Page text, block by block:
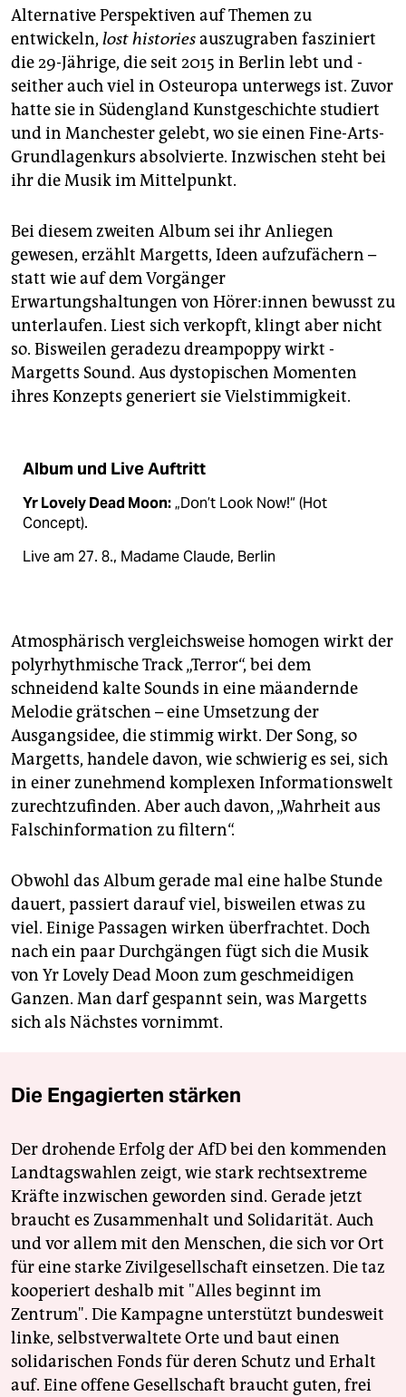
Alternative ­Perspektiven auf Themen zu
entwickeln, lost ­historiesauszugraben ­fasziniert
die 29-Jährige, die seit 2015 in Berlin lebt und ­
seither auch viel in Osteuropa unterwegs ist. Zuvor
hatte sie in Süd­eng­land Kunst­geschichte studiert
und in Manchester gelebt, wo sie einen Fine-Arts-
Grundlagenkurs absolvierte. Inzwischen steht bei
ihr die Musik im Mittelpunkt.
Bei diesem zweiten Album sei ihr Anliegen
gewesen, erzählt Margetts, Ideen aufzufächern –
statt wie auf dem Vorgänger
Erwartungshaltungen von Hö­re­r:in­nen bewusst zu
unterlaufen. Liest sich verkopft, klingt aber nicht
so. Bisweilen geradezu dreampoppy wirkt ­
Margetts Sound. Aus dystopischen Momenten
ihres Konzepts generiert sie Vielstimmigkeit.
Album und Live Auftritt
Yr Lovely Dead Moon:„Don’t Look Now!“ (Hot
Concept).
Live am 27. 8., Madame Claude, Berlin
Atmosphärisch vergleichsweise homogen wirkt der
polyrhythmische Track „Terror“, bei dem
schneidend kalte Sounds in eine mäandernde
Melodie grätschen – eine Umsetzung der
Ausgangs­idee, die stimmig wirkt. Der Song, so
Margetts, handele davon, wie schwierig es sei, sich
in einer zunehmend komplexen Informationswelt
zurechtzufinden. Aber auch davon, „Wahrheit aus
Falschinformation zu filtern“.
Obwohl das Album gerade mal eine halbe Stunde
dauert, passiert darauf viel, bisweilen etwas zu
viel. Einige Passagen wirken überfrachtet. Doch
nach ein paar Durchgängen fügt sich die Musik
von Yr Lovely Dead Moon zum geschmeidigen
Ganzen. Man darf gespannt sein, was Margetts
sich als Nächstes vornimmt.
Die Engagierten stärken
Der drohende Erfolg der AfD bei den kommenden
Landtagswahlen zeigt, wie stark rechtsextreme
Kräfte inzwischen geworden sind. Gerade jetzt
braucht es Zusammenhalt und Solidarität. Auch
und vor allem mit den Menschen, die sich vor Ort
für eine starke Zivilgesellschaft einsetzen. Die taz
kooperiert deshalb mit "Alles beginnt im
Zentrum". Die Kampagne unterstützt bundesweit
linke, selbstverwaltete Orte und baut einen
solidarischen Fonds für deren Schutz und Erhalt
auf. Eine offene Gesellschaft braucht guten, frei